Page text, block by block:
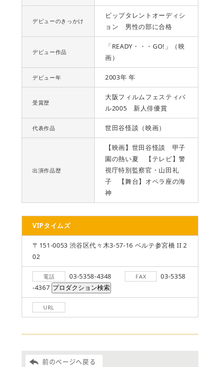
デビューのきっかけ
ビップタレントオーディシ
ョン 男性の部に合格
デビュー作品
「READY・・・GO!」（映
画）
デビュー年 2003年 年
受賞歴
大阪フィルムフェスティバ
ル2005 新人俳優賞
代表作品 世田谷怪談（映画）
出演作品歴
【映画】世田谷怪談 甲子
園の熱い夏 【テレビ】警
視庁特別監察官・山田礼
子 【舞台】オペラ座の海
神
VIPタイムズ
〒151-0053 渋谷区代々木3-57-16 ベルテ参宮橋 II 2
02
電話 03-5358-4348 FAX
03-5358
-4367
URL
前のページへ戻る